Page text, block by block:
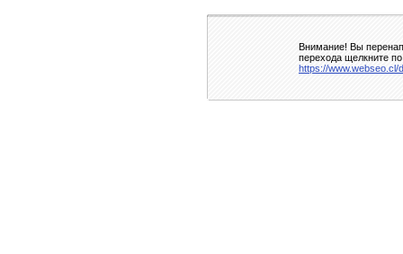
Внимание! Вы
перехода щелкните
https://www.webseo.cl/